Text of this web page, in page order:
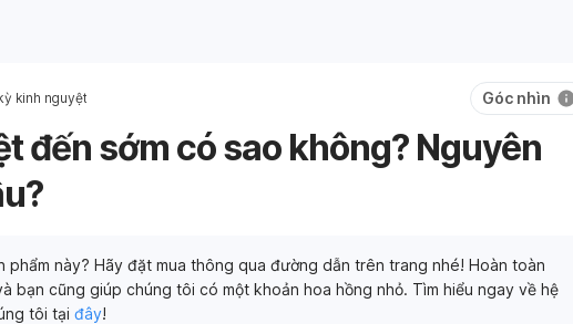
kinh nguyệt Góc nhìn
đến sớm có sao không? Nguyên
phẩm này? Hãy đặt mua thông qua đường dẫn trên trang nhé! Hoàn toàn
bạn cũng giúp chúng tôi có một khoản hoa hồng nhỏ. Tìm hiểu ngay về hệ
tôi tại đây!